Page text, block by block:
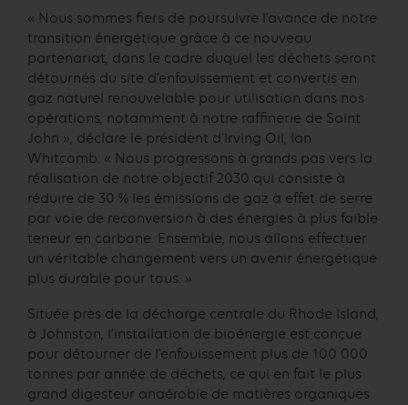
« Nous sommes fiers de poursuivre l’avance de notre
transition énergétique grâce à ce nouveau
partenariat, dans le cadre duquel les déchets seront
détournés du site d’enfouissement et convertis en
gaz naturel renouvelable pour utilisation dans nos
opérations, notamment à notre raffinerie de Saint
John », déclare le président d’Irving Oil, Ian
Whitcomb. « Nous progressons à grands pas vers la
réalisation de notre objectif 2030 qui consiste à
réduire de 30 % les émissions de gaz à effet de serre
par voie de reconversion à des énergies à plus faible
teneur en carbone. Ensemble, nous allons effectuer
un véritable changement vers un avenir énergétique
plus durable pour tous. »
Située près de la décharge centrale du Rhode Island,
à Johnston, l’installation de bioénergie est conçue
pour détourner de l’enfouissement plus de 100 000
tonnes par année de déchets, ce qui en fait le plus
grand digesteur anaérobie de matières organiques